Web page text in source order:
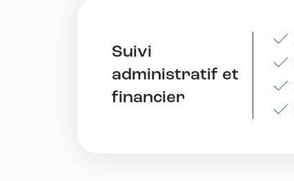
Suivi
administratif et
financier